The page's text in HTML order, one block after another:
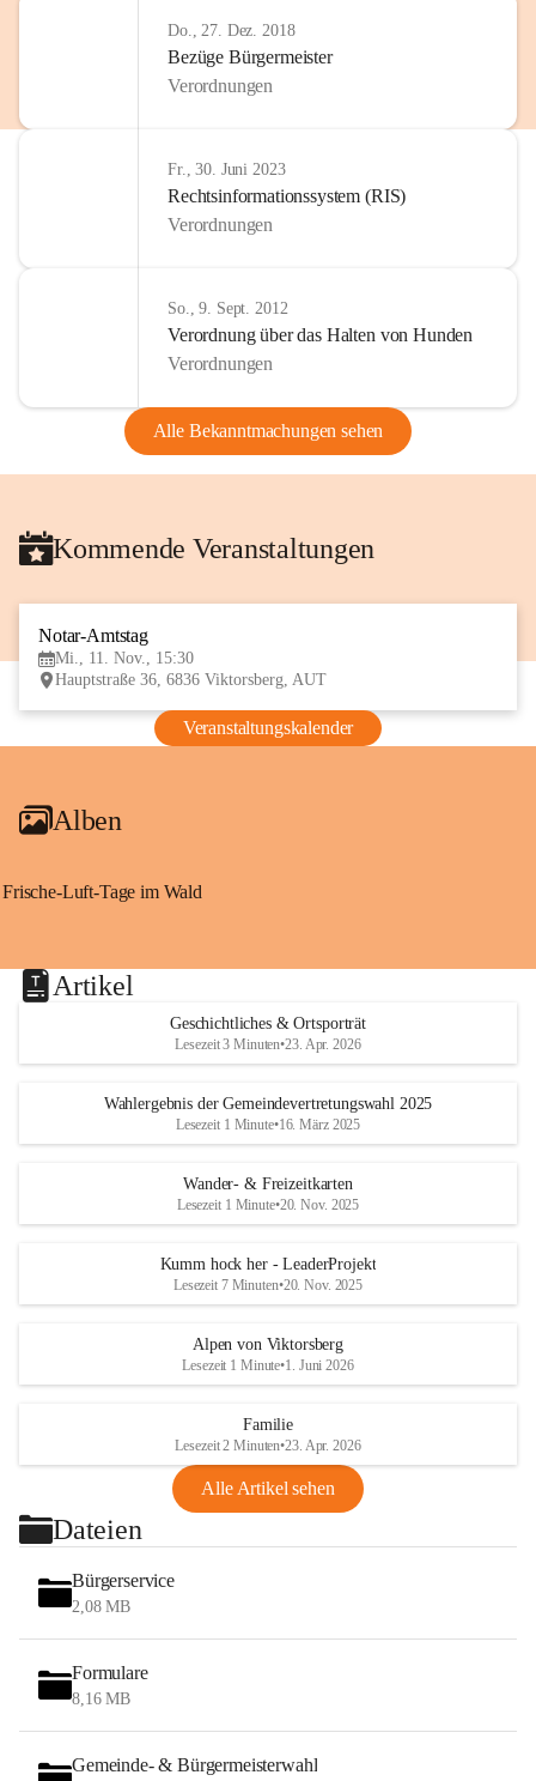
Do., 27. Dez. 2018
Bezüge Bürgermeister
Verordnungen
Fr., 30. Juni 2023
Rechtsinformationssystem (RIS)
Verordnungen
So., 9. Sept. 2012
Verordnung über das Halten von Hunden
Verordnungen
Alle Bekanntmachungen sehen
Kommende Veranstaltungen
Notar-Amtstag
Mi., 11. Nov., 15:30
Hauptstraße 36, 6836 Viktorsberg, AUT
Veranstaltungskalender
Alben
Frische-Luft-Tage im Wald
Artikel
Geschichtliches & Ortsporträt
Lesezeit 3 Minuten•23. Apr. 2026
Wahlergebnis der Gemeindevertretungswahl 2025
Lesezeit 1 Minute•16. März 2025
Wander- & Freizeitkarten
Lesezeit 1 Minute•20. Nov. 2025
Kumm hock her - LeaderProjekt
Lesezeit 7 Minuten•20. Nov. 2025
Alpen von Viktorsberg
Lesezeit 1 Minute•1. Juni 2026
Familie
Lesezeit 2 Minuten•23. Apr. 2026
Alle Artikel sehen
Dateien
Bürgerservice
2,08 MB
Formulare
8,16 MB
Gemeinde- & Bürgermeisterwahl